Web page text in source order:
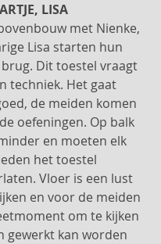
LISA
met Nienke,
Lisa starten hun
Dit toestel vraagt
techniek. Het gaat
de meiden komen
oefeningen. Op balk
en moeten elk
het toestel
Vloer is een lust
en voor de meiden
om te kijken
gewerkt kan worden